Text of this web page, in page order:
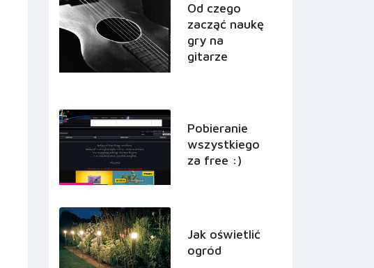
Od czego
zacząć naukę
gry na
gitarze
Pobieranie
wszystkiego
za free :)
Jak oświetlić
ogród